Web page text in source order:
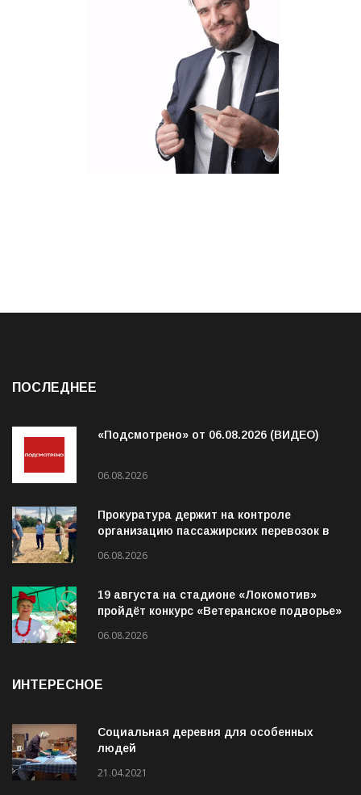
«Подсмотрено» от 06.08.2026 (ВИДЕО)
06.08.2026
Прокуратура держит на контроле
06.08.2026
19 августа на стадионе «Локомотив»
Социальная деревня для особенных